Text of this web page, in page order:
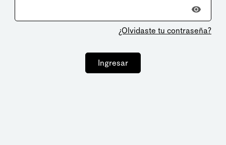
¿Olvidaste tu contraseña?
Ingresar